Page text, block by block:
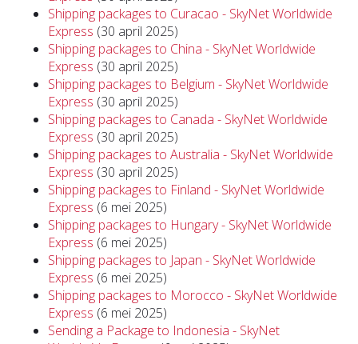
Shipping packages to Curacao - SkyNet Worldwide
Express (30 april 2025)
Shipping packages to China - SkyNet Worldwide
Express (30 april 2025)
Shipping packages to Belgium - SkyNet Worldwide
Express (30 april 2025)
Shipping packages to Canada - SkyNet Worldwide
Express (30 april 2025)
Shipping packages to Australia - SkyNet Worldwide
Express (30 april 2025)
Shipping packages to Finland - SkyNet Worldwide
Express (6 mei 2025)
Shipping packages to Hungary - SkyNet Worldwide
Express (6 mei 2025)
Shipping packages to Japan - SkyNet Worldwide
Express (6 mei 2025)
Shipping packages to Morocco - SkyNet Worldwide
Express (6 mei 2025)
Sending a Package to Indonesia - SkyNet